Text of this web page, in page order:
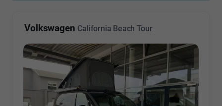
Volkswagen California Beach Tour